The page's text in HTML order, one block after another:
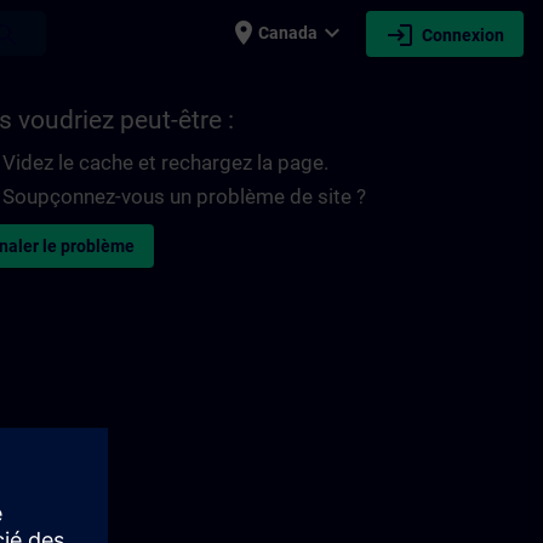
place Canada expand_more login Connexion
voudriez peut-être :
Videz le cache et rechargez la page.
Soupçonnez-vous un problème de site ?
le problème